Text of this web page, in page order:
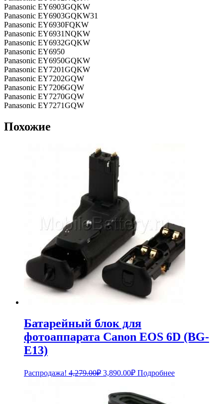
Panasonic EY6903GQKW
Panasonic EY6903GQKW31
Panasonic EY6930FQKW
Panasonic EY6931NQKW
Panasonic EY6932GQKW
Panasonic EY6950
Panasonic EY6950GQKW
Panasonic EY7201GQKW
Panasonic EY7202GQW
Panasonic EY7206GQW
Panasonic EY7270GQW
Panasonic EY7271GQW
Похожие
Батарейный блок для
фотоаппарата Canon EOS 6D (BG-
E13)
Распродажа! 4,279.00₽ Первоначальная
4,279.00₽.
3,890.00₽Текущая
цена:
Подробнее